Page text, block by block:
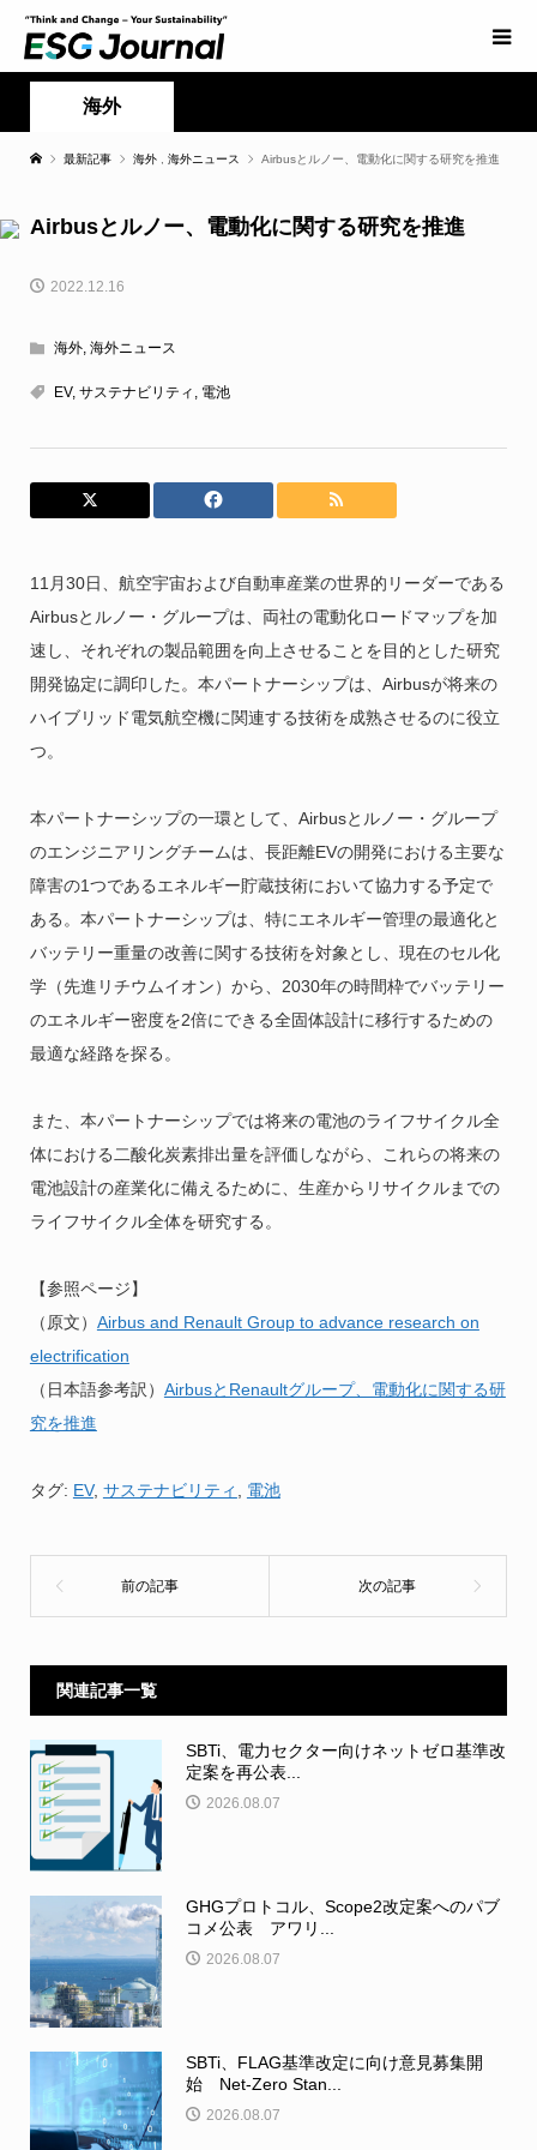
海外
最新記事 海外 海外ニュース Airbusとルノー、電動化に関する研究を推進
Airbusとルノー、電動化に関する研究を推進
2022.12.16
海外, 海外ニュース
EV, サステナビリティ , 電池
11月30日、航空宇宙および自動車産業の世界的リーダーである
Airbusとルノー・グループは、両社の電動化ロードマップを加
速し、それぞれの製品範囲を向上させることを目的とした研究
開発協定に調印した。本パートナーシップは、Airbusが将来の
ハイブリッド電気航空機に関連する技術を成熟させるのに役立
つ。
本パートナーシップの一環として、Airbusとルノー・グループ
のエンジニアリングチームは、長距離EVの開発における主要な
障害の1つであるエネルギー貯蔵技術において協力する予定で
ある。本パートナーシップは、特にエネルギー管理の最適化と
バッテリー重量の改善に関する技術を対象とし、現在のセル化
学（先進リチウムイオン）から、2030年の時間枠でバッテリー
のエネルギー密度を2倍にできる全固体設計に移行するための
最適な経路を探る。
また、本パートナーシップでは将来の電池のライフサイクル全
体における二酸化炭素排出量を評価しながら、これらの将来の
電池設計の産業化に備えるために、生産からリサイクルまでの
ライフサイクル全体を研究する。
【参照ページ】
（原文） Airbus and Renault Group to advance research on
electrification
（日本語参考訳） AirbusとRenaultグループ、電動化に関する研
究を推進
タグ: EV, サステナビリティ 電池
関連記事一覧
SBTi、電力セクター向けネットゼロ基準改
定案を再公表...
2026.08.07
GHGプロトコル、Scope2改定案へのパブ
コメ公表 アワリ...
2026.08.07
SBTi、FLAG基準改定に向け意見募集開
始 Net-Zero Stan...
2026.08.07